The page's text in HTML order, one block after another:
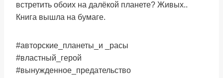
встретить обоих на далёкой планете? Живых..
Книга вышла на бумаге.
#авторские_планеты_и _расы
#властный_герой
#вынужденное_предательство